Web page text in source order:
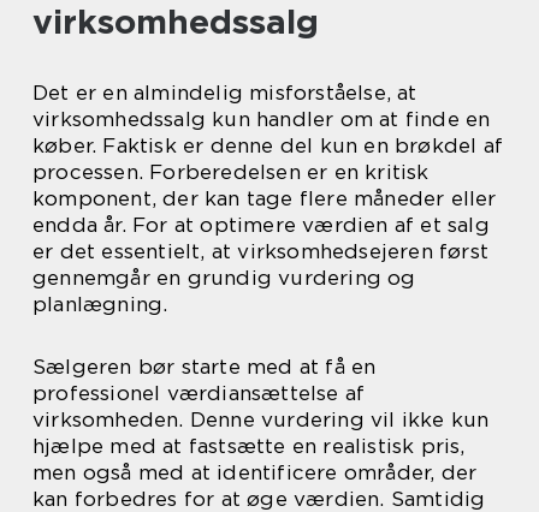
virksomhedssalg
Det er en almindelig misforståelse, at
virksomhedssalg kun handler om at finde en
køber. Faktisk er denne del kun en brøkdel af
processen. Forberedelsen er en kritisk
komponent, der kan tage flere måneder eller
endda år. For at optimere værdien af et salg
er det essentielt, at virksomhedsejeren først
gennemgår en grundig vurdering og
planlægning.
Sælgeren bør starte med at få en
professionel værdiansættelse af
virksomheden. Denne vurdering vil ikke kun
hjælpe med at fastsætte en realistisk pris,
men også med at identificere områder, der
kan forbedres for at øge værdien. Samtidig